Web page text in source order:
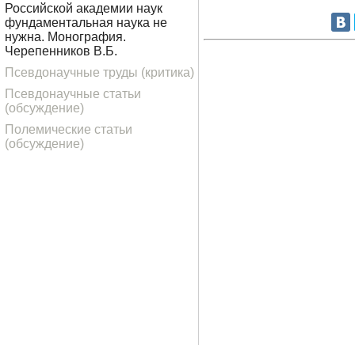
Российской академии наук
фундаментальная наука не
нужна. Монография.
Черепенников В.Б.
Псевдонаучные труды (критика)
Псевдонаучные статьи
(обсуждение)
Полемические статьи
(обсуждение)